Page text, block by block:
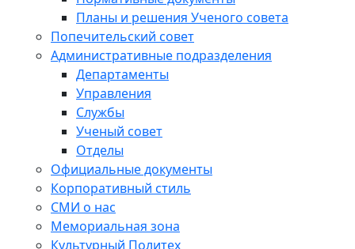
Планы и решения Ученого совета
Попечительский совет
Административные подразделения
Департаменты
Управления
Службы
Ученый совет
Отделы
Официальные документы
Корпоративный стиль
СМИ о нас
Мемориальная зона
Культурный Политех